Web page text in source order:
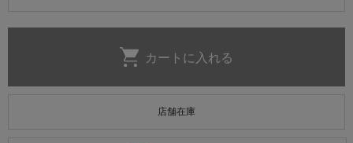
店舗在庫